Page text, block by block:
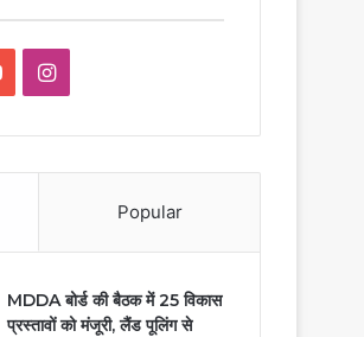
YouTubeInstagram
Popular
MDDA बोर्ड की बैठक में 25 विकास
प्रस्तावों को मंजूरी, लैंड पूलिंग से